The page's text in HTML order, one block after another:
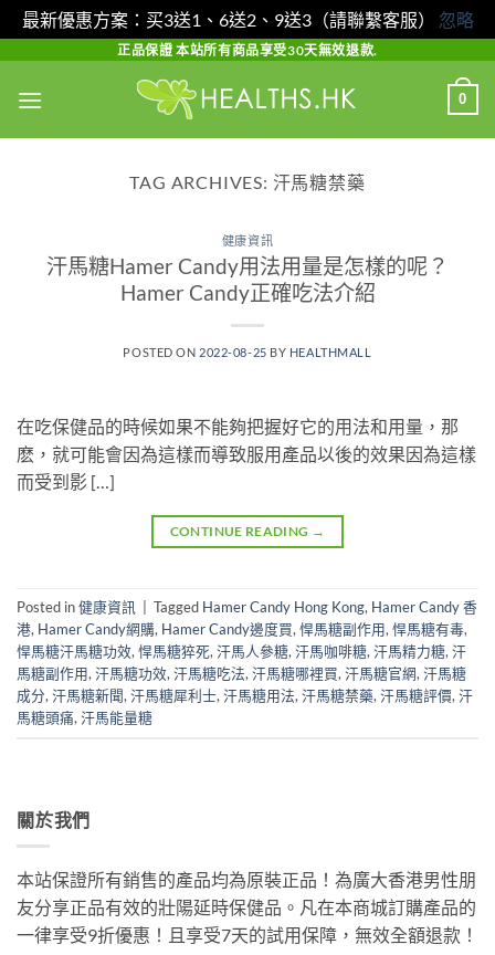
最新優惠方案：买3送1、6送2、9送3（請聯繫客服） 忽略
content
正品保證 本站所有商品享受30天無效退款.
0
TAG ARCHIVES: 汗馬糖禁藥
健康資訊
汗馬糖Hamer Candy用法用量是怎樣的呢？
Hamer Candy正確吃法介紹
POSTED ON 2022-08-25 BY HEALTHMALL
在吃保健品的時候如果不能夠把握好它的用法和用量，那
麽，就可能會因為這樣而導致服用產品以後的效果因為這樣
而受到影 […]
CONTINUE READING →
Posted in健康資訊 Tagged Hamer Candy Hong Kong, Hamer Candy 香
港, Hamer Candy網購, Hamer Candy邊度買, 悍馬糖副作用, 悍馬糖有毒,
悍馬糖汗馬糖功效, 悍馬糖猝死, 汗馬人參糖, 汗馬咖啡糖, 汗馬精力糖, 汗
馬糖副作用, 汗馬糖功效, 汗馬糖吃法, 汗馬糖哪裡買, 汗馬糖官網, 汗馬糖
成分, 汗馬糖新聞, 汗馬糖犀利士, 汗馬糖用法, 汗馬糖禁藥, 汗馬糖評價, 汗
馬糖頭痛, 汗馬能量糖
關於我們
本站保證所有銷售的產品均為原裝正品！為廣大香港男性朋
友分享正品有效的壯陽延時保健品。凡在本商城訂購產品的
一律享受9折優惠！且享受7天的試用保障，無效全額退款！